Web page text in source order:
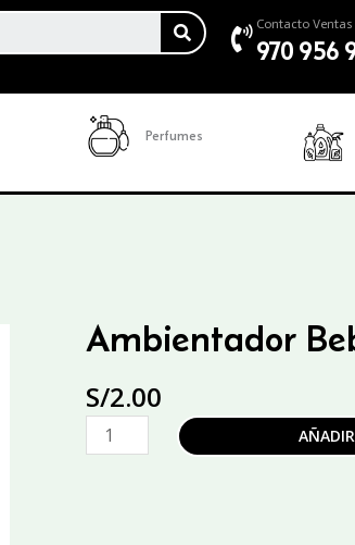
SEARCH Contacto Ventas
970 956
Perfumes
Ambientador
S/2.00
Ambientador
Bebé